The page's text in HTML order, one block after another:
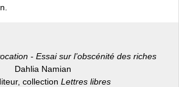
- Essai sur l’obscénité des riches
Dahlia Namian
collection Lettres libres